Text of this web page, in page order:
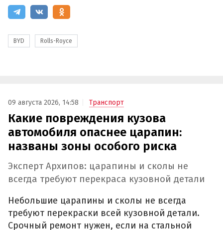
BYD Rolls-Royce
09 августа 2026, 14:58 Транспорт
Какие повреждения кузова
автомобиля опаснее царапин:
названы зоны особого риска
Эксперт Архипов: царапины и сколы не
всегда требуют перекраса кузовной детали
Небольшие царапины и сколы не всегда
требуют перекраски всей кузовной детали.
Срочный ремонт нужен, если на стальной